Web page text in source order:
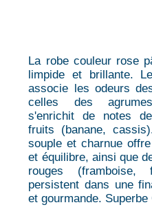
La robe couleur rose
limpide et brillante.
associe les odeurs
celles des
s'enrichit de notes
fruits (banane,
souple et charnue
et équilibre, ainsi que
rouges
persistent dans une
et gourmande. Superbe